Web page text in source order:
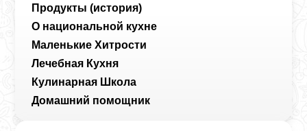
Продукты (история)
О национальной кухне
Маленькие Хитрости
Лечебная Кухня
Кулинарная Школа
Домашний помощник